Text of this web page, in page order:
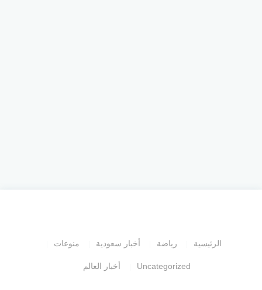
الرئيسية رياضة أخبار سعودية منوعات
Uncategorized أخبار العالم